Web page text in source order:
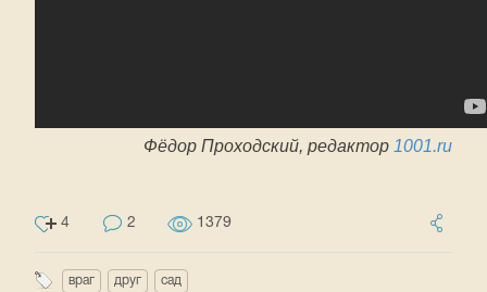
Фёдор Проходский, редактор 1001.ru
4 2 1379
враг друг сад